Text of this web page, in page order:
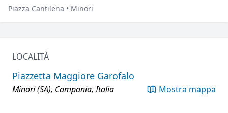
Piazza Cantilena • Minori
LOCALITÀ
Piazzetta Maggiore Garofalo
Minori (SA), Campania, Italia Mostra mappa